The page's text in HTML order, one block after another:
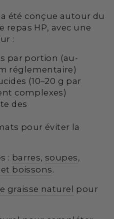
été conçue autour du
HP, avec une
:
par portion (au-
réglementaire)
(10–20 g par
complexes)
des
pour éviter la
: barres,soupes,
boissons.
graisse naturel pour